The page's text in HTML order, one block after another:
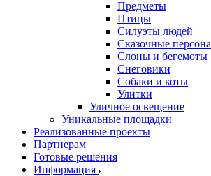
Предметы
Птицы
Силуэты людей
Сказочные
Слоны и бегемоты
Снеговики
Собаки и коты
Улитки
Уличное освещение
Уникальные площадки
Реализованные проекты
Партнерам
Готовые решения
Информация